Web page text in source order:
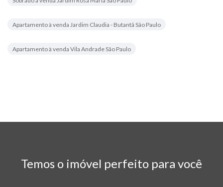
Apartamento à venda Jardim Claudia - Butantã São Paulo
Apartamento à venda Vila Andrade São Paulo
Temos o imóvel perfeito para você